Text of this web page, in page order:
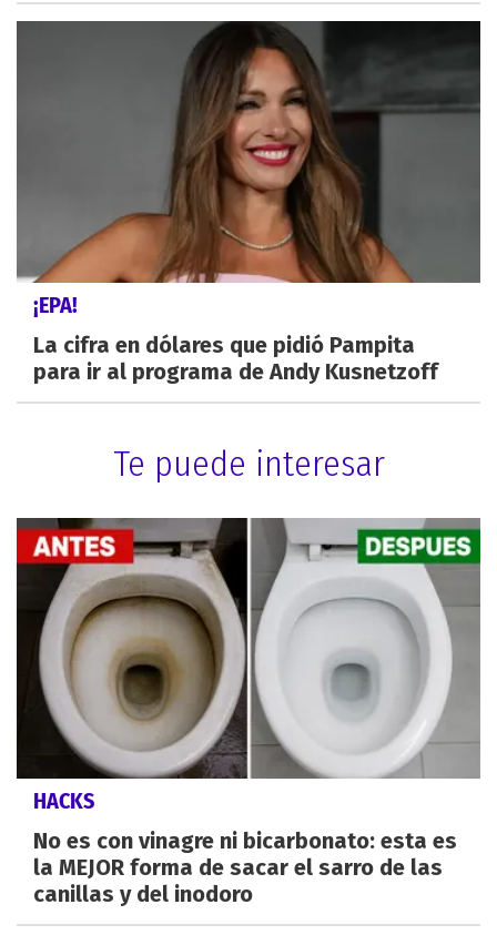
¡EPA!
La cifra en dólares que pidió Pampita
para ir al programa de Andy Kusnetzoff
Te puede interesar
HACKS
No es con vinagre ni bicarbonato: esta es
la MEJOR forma de sacar el sarro de las
canillas y del inodoro